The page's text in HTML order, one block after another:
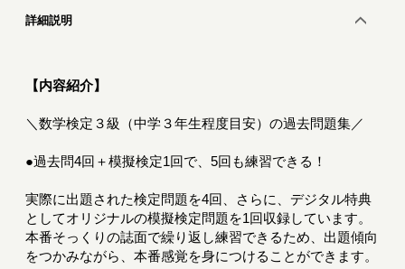
詳細説明
【内容紹介】
＼数学検定３級（中学３年生程度目安）の過去問題集／
●過去問4回＋模擬検定1回で、5回も練習できる！
実際に出題された検定問題を4回、さらに、デジタル特典
としてオリジナルの模擬検定問題を1回収録しています。
本番そっくりの誌面で繰り返し練習できるため、出題傾向
をつかみながら、本番感覚を身につけることができます。